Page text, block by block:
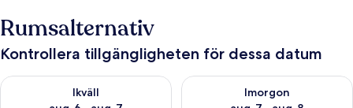
Rumsalternativ
Kontrollera tillgängligheten för dessa datum
Ikväll
Kontrollera tillgängligheten för ikväll aug. 6 - aug. 7
Imorgon
Kontrollera tillgängligheten